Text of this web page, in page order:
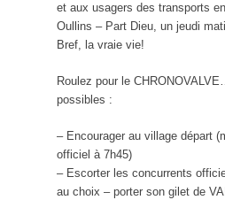
et aux usagers des transports
Oullins – Part Dieu, un jeudi
Bref, la vraie vie!
Roulez pour le
possibles :
– Encourager au village départ
officiel à 7h45)
– Escorter les concurrents
au choix – porter son gilet de